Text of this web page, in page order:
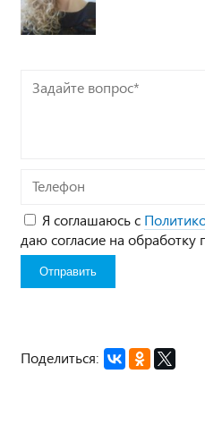
Задайте
вопрос*
Телефон
Я соглашаюсь с
даю согласие на
Поделиться: